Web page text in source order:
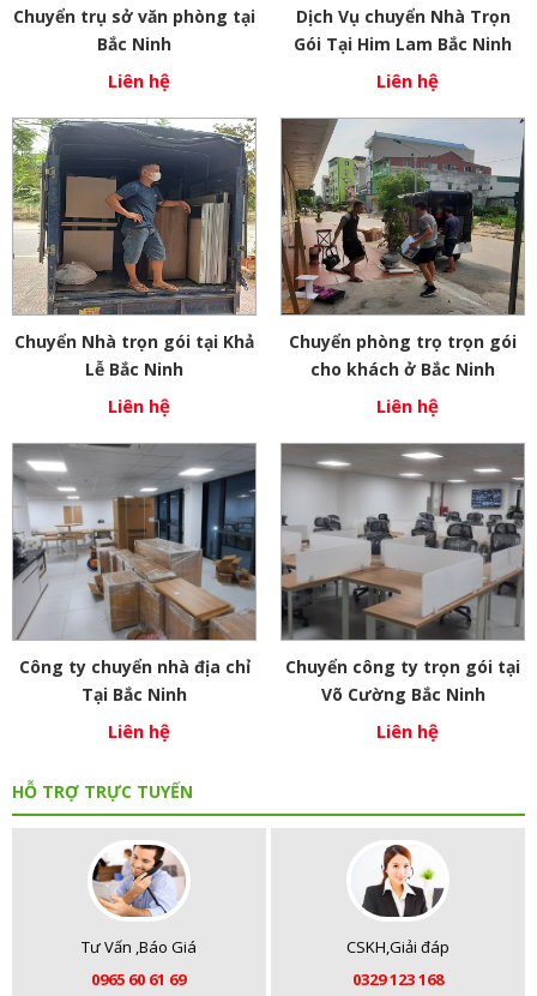
Chuyển trụ sở văn phòng tại
Bắc Ninh
Liên hệ
Dịch Vụ chuyển Nhà Trọn
Gói Tại Him Lam Bắc Ninh
Liên hệ
Chuyển Nhà trọn gói tại Khả
Lễ Bắc Ninh
Liên hệ
Chuyển phòng trọ trọn gói
cho khách ở Bắc Ninh
Liên hệ
Công ty chuyển nhà địa chỉ
Tại Bắc Ninh
Liên hệ
Chuyển công ty trọn gói tại
Võ Cường Bắc Ninh
Liên hệ
HỖ TRỢ TRỰC TUYẾN
Tư Vấn ,Báo Giá
0965 60 61 69
CSKH,Giải đáp
0329 123 168